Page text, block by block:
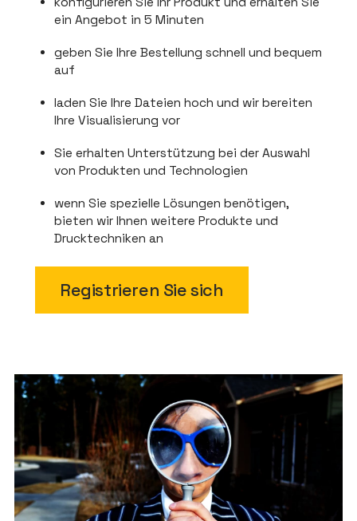
ein Angebot in 5 Minuten
geben Sie Ihre Bestellung schnell und bequem
auf
laden Sie Ihre Dateien hoch und wir bereiten
Ihre Visualisierung vor
Sie erhalten Unterstützung bei der Auswahl
von Produkten und Technologien
wenn Sie spezielle Lösungen benötigen,
bieten wir Ihnen weitere Produkte und
Drucktechniken an
Registrieren Sie sich